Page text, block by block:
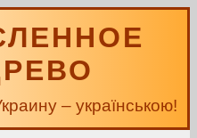
– українською!